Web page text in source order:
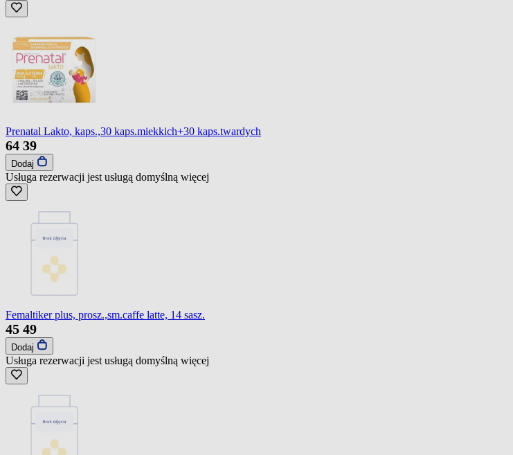
Prenatal Lakto, kaps.,30 kaps.miekkich+30 kaps.twardych
64 39
Dodaj
Usługa rezerwacji jest usługą domyślną więcej
Femaltiker plus, prosz.,sm.caffe latte, 14 sasz.
45 49
Dodaj
Usługa rezerwacji jest usługą domyślną więcej